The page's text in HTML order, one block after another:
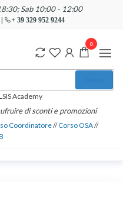
Sab 10:00 - 12:00
+ 39 329 952 9244
Academy
di sconti e promozioni
Coordinatore//Corso OSA//
0